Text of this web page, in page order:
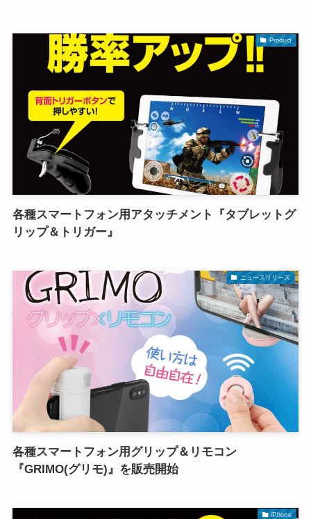
Product
各種スマートフォン用アタッチメント『タブレットグ
リップ＆トリガー』
ニュースリリース
各種スマートフォン用グリップ＆リモコン
『GRIMO(グリモ)』を販売開始
iPhone